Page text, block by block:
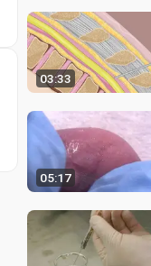
03:33
05:17